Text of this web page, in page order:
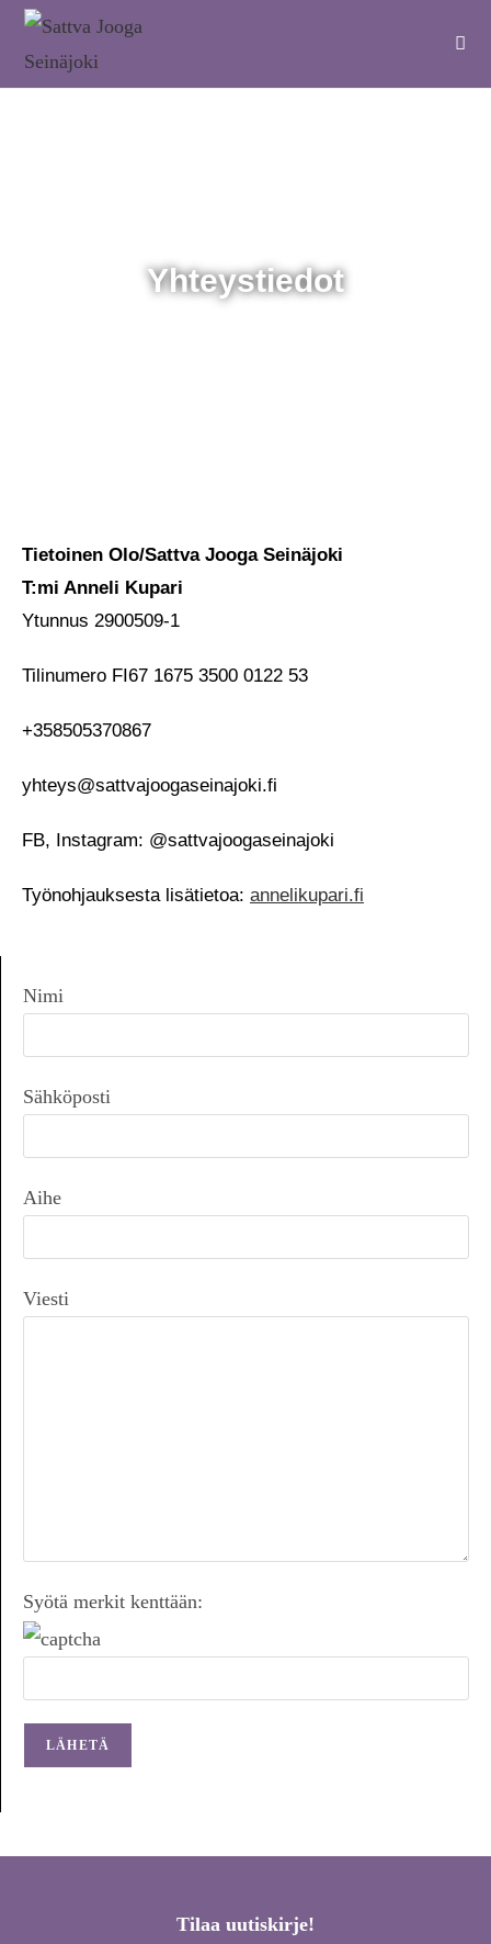
Yhteystiedot
Tietoinen Olo/Sattva Jooga Seinäjoki
T:mi Anneli Kupari
Ytunnus 2900509-1
Tilinumero FI67 1675 3500 0122 53
+358505370867
yhteys@sattvajoogaseinajoki.fi
FB, Instagram: @sattvajoogaseinajoki
Työnohjauksesta lisätietoa: annelikupari.fi
Nimi
Sähköposti
Aihe
Viesti
Syötä merkit kenttään:
Tilaa uutiskirje!